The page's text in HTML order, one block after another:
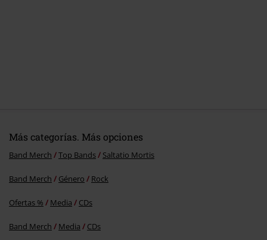
Más categorías. Más opciones
Band Merch Top Bands Saltatio Mortis
Band Merch Género Rock
Ofertas % Media CDs
Band Merch Media CDs